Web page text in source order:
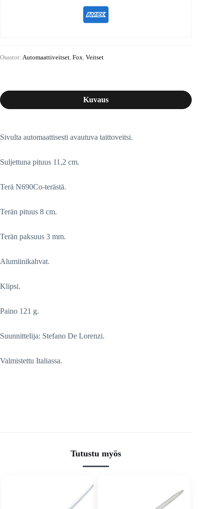
Osastot: Automaattiveitset Fox Veitset
Kuvaus
Sivulta automaattisesti avautuva taittoveitsi.
Suljettuna pituus 11,2 cm.
Terä N690Co-terästä.
Terän pituus 8 cm.
Terän paksuus 3 mm.
Alumiinikahvat.
Klipsi.
Paino 121 g.
Suunnittelija: Stefano De Lorenzi.
Valmistettu Italiassa.
Tutustu myös